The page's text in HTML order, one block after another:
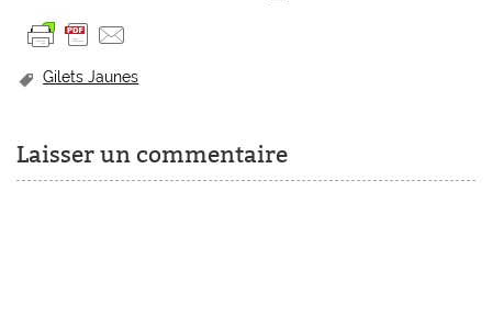
Gilets Jaunes
Laisser un commentaire